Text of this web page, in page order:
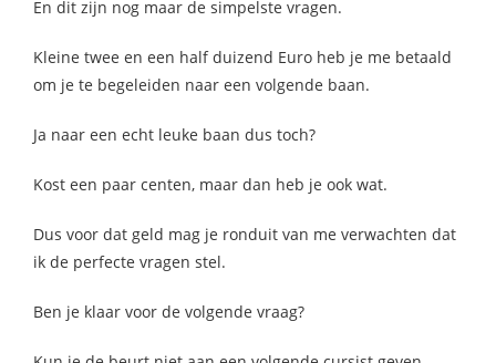
En dit zijn nog maar de simpelste vragen.
Kleine twee en een half duizend Euro heb je me betaald
om je te begeleiden naar een volgende baan.
Ja naar een echt leuke baan dus toch?
Kost een paar centen, maar dan heb je ook wat.
Dus voor dat geld mag je ronduit van me verwachten dat
ik de perfecte vragen stel.
Ben je klaar voor de volgende vraag?